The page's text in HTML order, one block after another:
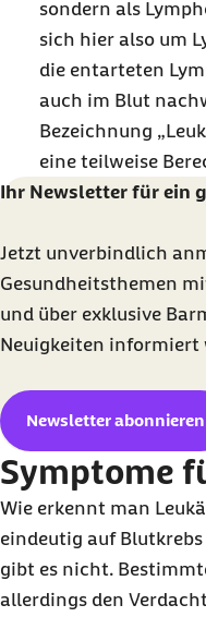
sondern als
sich hier also um
die entarteten
auch im Blut
Bezeichnung
eine teilweise
Ihr Newsletter für ein
Jetzt unverbindlich
Gesundheitsthemen
und über exklusive
Neuigkeiten informiert
Newsletter abonnieren
Symptome
Wie erkennt man
eindeutig auf
gibt es nicht.
allerdings den